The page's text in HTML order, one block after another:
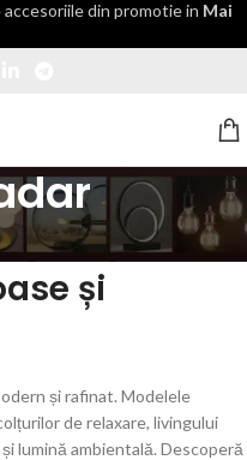
din promotie in Mai
pentru
și
și rafinat. Modelele
de relaxare, livingului
lumină ambientală. Descoperă